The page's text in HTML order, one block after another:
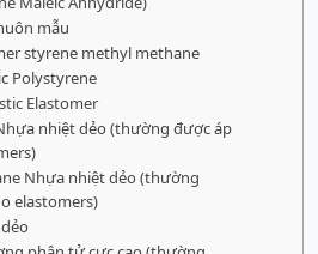
mẫu
styrene methyl methane
Polystyrene
Elastomer
nhiệt dẻo (thường được áp
Nhựa nhiệt dẻo (thường
elastomers)